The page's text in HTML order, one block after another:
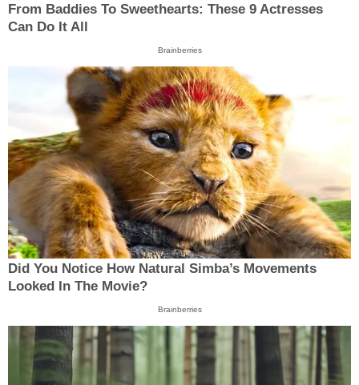
From Baddies To Sweethearts: These 9 Actresses
Can Do It All
Brainberries
Did You Notice How Natural Simba’s Movements
Looked In The Movie?
Brainberries